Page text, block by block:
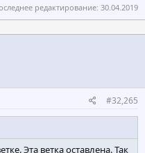
редактирование: 30.04.2019
#32,265
Эта ветка оставлена. Так